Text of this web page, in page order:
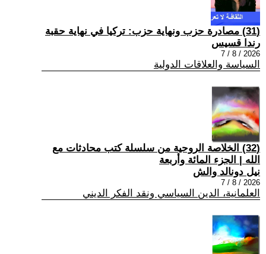
(31) مصادرة حزب ونهاية حزب: تركيا في نهاية حقبة
رندا قسيس
2026 / 8 / 7
السياسة والعلاقات الدولية
(32) الخلاصة الروحية من سلسلة كتب محادثات مع
الله | الجزء المائة وأربعة
نيل دونالد والش
2026 / 8 / 7
العلمانية، الدين السياسي ونقد الفكر الديني